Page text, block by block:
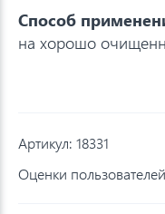
Способ
на хорошо
Артикул: 18331
Оценки пользователей